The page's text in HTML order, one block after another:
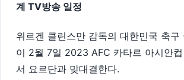
계 TV방송 일정
위르겐 클린스만 감독의 대한민국 축구
이 2월 7일 2023 AFC 카타르 아시안
서 요르단과 맞대결한다.